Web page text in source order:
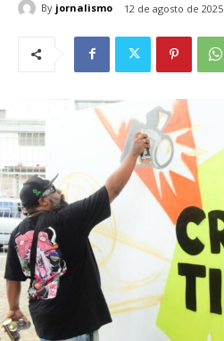
By jornalismo 12 de agosto de 2025